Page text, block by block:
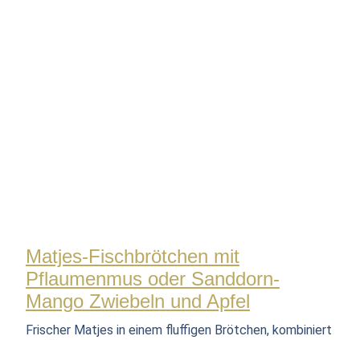
Matjes-Fischbrötchen mit
Pflaumenmus oder Sanddorn-
Mango Zwiebeln und Apfel
Frischer Matjes in einem fluffigen Brötchen, kombiniert